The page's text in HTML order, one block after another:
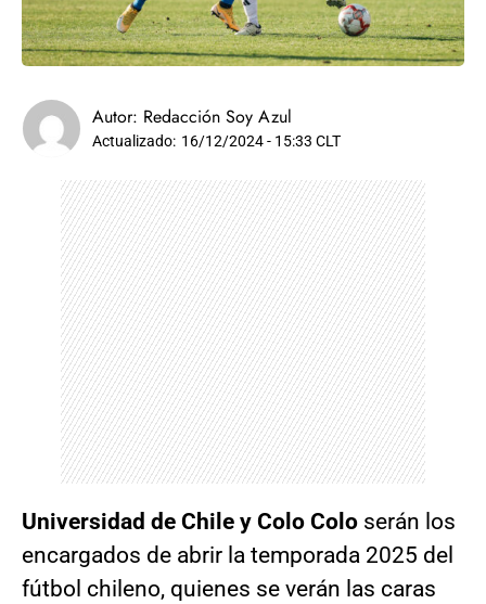
Autor: Redacción Soy Azul
Actualizado: 16/12/2024 - 15:33 CLT
Universidad de Chile y Colo Colo serán los
encargados de abrir la temporada 2025 del
fútbol chileno, quienes se verán las caras